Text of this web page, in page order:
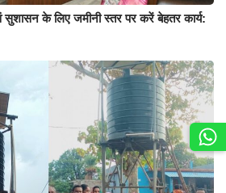
सुशासन के लिए जमीनी स्तर पर करें बेहतर कार्य: